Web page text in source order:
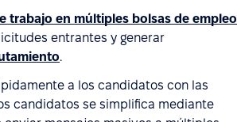
trabajo en múltiples bolsas de empleo
entrantes y generar
.
a los candidatos con las
candidatos se simplifica mediante